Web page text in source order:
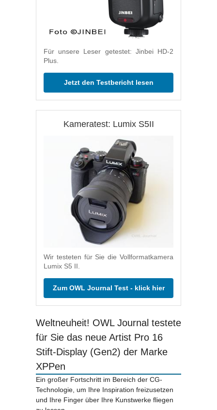
Für unsere Leser getestet: Jinbei HD-2
Plus.
Jetzt den Testbericht lesen
Kameratest: Lumix S5II
Wir testeten für Sie die Vollformatkamera
Lumix S5 II.
Zum OWL Journal Test - klick hier
Weltneuheit! OWL Journal testete
für Sie das neue Artist Pro 16
Stift-Display (Gen2) der Marke
XPPen
Ein großer Fortschritt im Bereich der CG-
Technologie, um Ihre Inspiration freizusetzen
und Ihre Finger über Ihre Kunstwerke fliegen